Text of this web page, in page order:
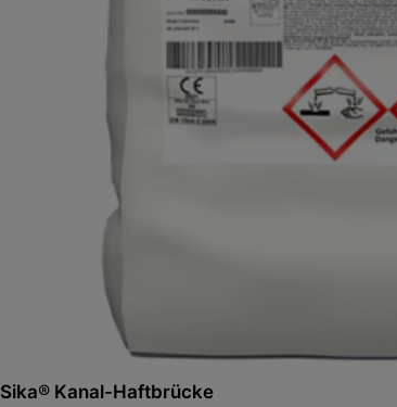
Sika® Kanal-Haftbrücke